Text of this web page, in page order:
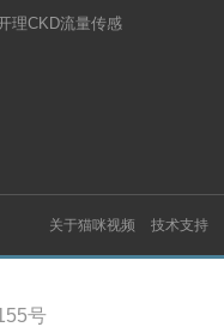
气缸常见问题及
理CKD流量传感
关于猫咪视频 技术支持
号